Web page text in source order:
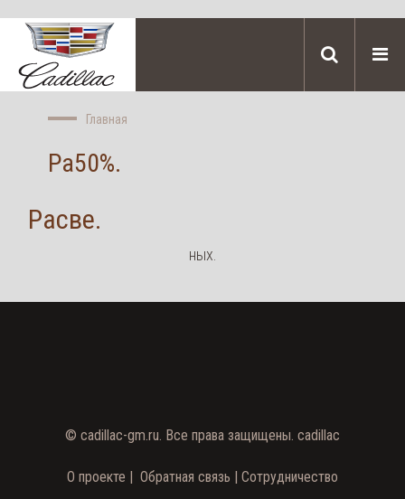
Главная
Ра50%.
Расве.
ных.
© cadillac-gm.ru. Все права защищены. cadillac
О проекте | Обратная связь | Сотрудничество